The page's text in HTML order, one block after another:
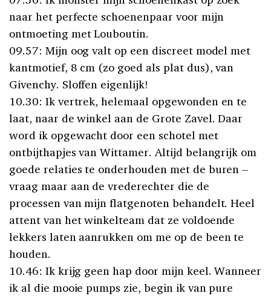
naar het perfecte schoenenpaar voor mijn
ontmoeting met Louboutin.
09.57: Mijn oog valt op een discreet model met
kantmotief, 8 cm (zo goed als plat dus), van
Givenchy. Sloffen eigenlijk!
10.30: Ik vertrek, helemaal opgewonden en te
laat, naar de winkel aan de Grote Zavel. Daar
word ik opgewacht door een schotel met
ontbijthapjes van Wittamer. Altijd belangrijk om
goede relaties te onderhouden met de buren –
vraag maar aan de vrederechter die de
processen van mijn flatgenoten behandelt. Heel
attent van het winkelteam dat ze voldoende
lekkers laten aanrukken om me op de been te
houden.
10.46: Ik krijg geen hap door mijn keel. Wanneer
ik al die mooie pumps zie, begin ik van pure